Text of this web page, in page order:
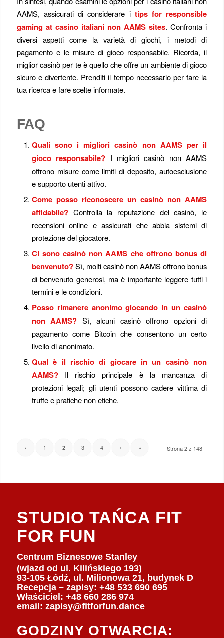
AAMS, assicurati di considerare i tips for responsible
gaming at casino italiani non AAMS sites. Confronta i
diversi aspetti come la varietà di giochi, i metodi di
pagamento e le misure di gioco responsabile. Ricorda, il
miglior casinò per te è quello che offre un ambiente di gioco
sicuro e divertente. Prenditi il tempo necessario per fare la
tua ricerca e fare scelte informate.
FAQ
Quali sono i migliori casinò non AAMS per il
gioco responsabile? I migliori casinò non AAMS
offrono misure come limiti di deposito, autoesclusione
e supporto utenti attivo.
Come posso riconoscere un casinò non AAMS
affidabile?Controlla la reputazione del casinò, le
recensioni online e assicurati che abbia sistemi di
protezione del giocatore.
Ci sono casinò non AAMS che offrono bonus di
benvenuto?Sì, molti casinò non AAMS offrono bonus
di benvenuto generosi, ma è importante leggere tutti i
termini e le condizioni.
Posso rimanere anonimo giocando in un casinò
non AAMS? Sì, alcuni casinò offrono opzioni di
pagamento come Bitcoin che consentono un certo
livello di anonimato.
Qual è il rischio di giocare in un casinò non
AAMS?Il rischio principale è la mancanza di
protezioni legali; gli utenti possono cadere vittima di
truffe e pratiche non etiche.
Strona 2 z 148
‹ 1 2 3 4 › »
STUDIO TAŃCA FIT
FOR FUN
Centrum Biznesowe Stanley
(wjazd od ul. Kilińskiego 193)
93-105 Łódź, ul. Milionowa 21, budynek D
Recepcja – zapisy: +48 533 690 695
Właściciel: +48 660 286 974
email: zapisy@fitforfun.dance
GODZINY OTWARCIA: